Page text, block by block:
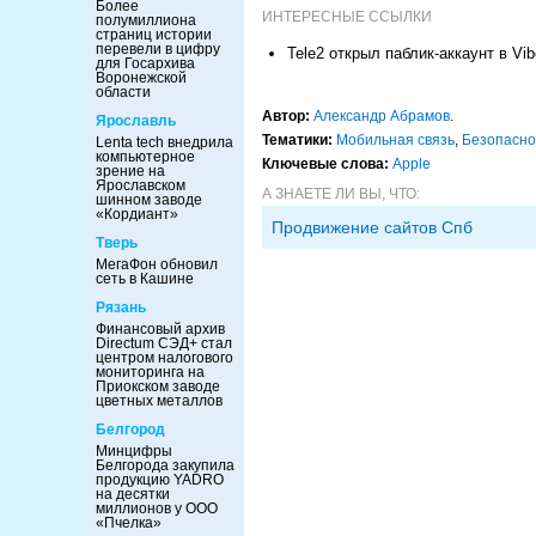
Более
полумиллиона
страниц истории
перевели в цифру
для Госархива
Воронежской
области
Ярославль
Lenta tech внедрила
компьютерное
зрение на
Ярославском
шинном заводе
«Кордиант»
Тверь
МегаФон обновил
сеть в Кашине
Рязань
Финансовый архив
Directum СЭД+ стал
центром налогового
мониторинга на
Приокском заводе
цветных металлов
Белгород
Минцифры
Белгорода закупила
продукцию YADRO
на десятки
миллионов у ООО
«Пчелка»
ИНТЕРЕСНЫЕ ССЫЛКИ
Tele2 открыл паблик-аккаунт в
Автор: Александр Абрамов.
Тематики: Мобильная связь,
Ключевые слова: Apple
А ЗНАЕТЕ ЛИ ВЫ, ЧТО:
Продвижение сайтов Спб